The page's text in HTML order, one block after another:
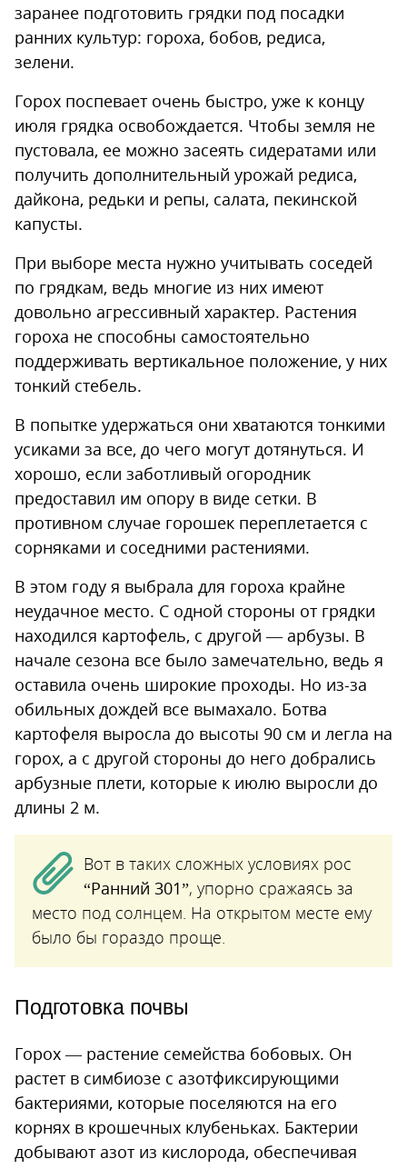
заранее подготовить грядки под посадки
ранних культур: гороха, бобов, редиса,
зелени.
Горох поспевает очень быстро, уже к концу
июля грядка освобождается. Чтобы земля не
пустовала, ее можно засеять сидератами или
получить дополнительный урожай редиса,
дайкона, редьки и репы, салата, пекинской
капусты.
При выборе места нужно учитывать соседей
по грядкам, ведь многие из них имеют
довольно агрессивный характер. Растения
гороха не способны самостоятельно
поддерживать вертикальное положение, у них
тонкий стебель.
В попытке удержаться они хватаются тонкими
усиками за все, до чего могут дотянуться. И
хорошо, если заботливый огородник
предоставил им опору в виде сетки. В
противном случае горошек переплетается с
сорняками и соседними растениями.
В этом году я выбрала для гороха крайне
неудачное место. С одной стороны от грядки
находился картофель, с другой — арбузы. В
начале сезона все было замечательно, ведь я
оставила очень широкие проходы. Но из-за
обильных дождей все вымахало. Ботва
картофеля выросла до высоты 90 см и легла на
горох, а с другой стороны до него добрались
арбузные плети, которые к июлю выросли до
длины 2 м.
Вот в таких сложных условиях рос
“Ранний 301”, упорно сражаясь за
место под солнцем. На открытом месте ему
было бы гораздо проще.
Подготовка почвы
Горох — растение семейства бобовых. Он
растет в симбиозе с азотфиксирующими
бактериями, которые поселяются на его
корнях в крошечных клубеньках. Бактерии
добывают азот из кислорода, обеспечивая